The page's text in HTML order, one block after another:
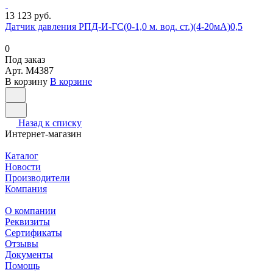
13 123 руб.
Датчик давления РПД-И-ГС(0-1,0 м. вод. ст.)(4-20мА)0,5
0
Под заказ
Арт. M4387
В корзину В корзине
Назад к списку
Интернет-магазин
Каталог
Новости
Производители
Компания
О компании
Реквизиты
Сертификаты
Отзывы
Документы
Помощь